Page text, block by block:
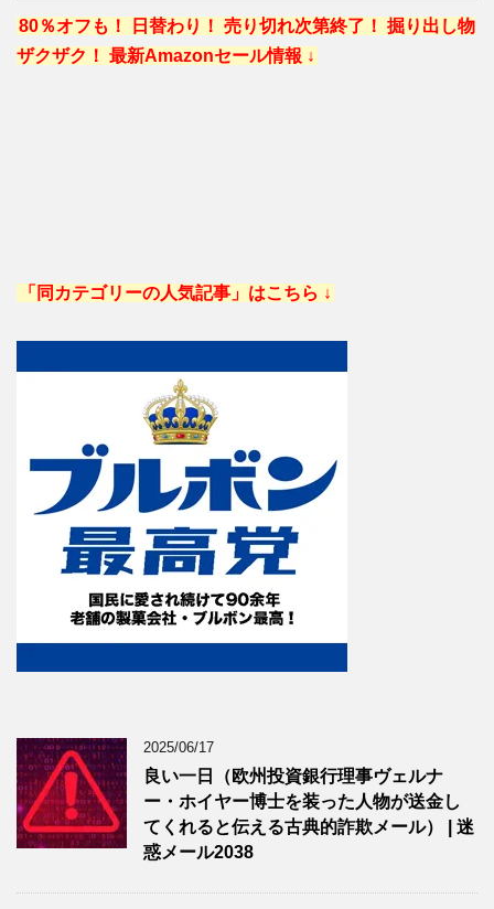
80％オフも！ 日替わり！ 売り切れ次第終了！ 掘り出し物
ザクザク！ 最新Amazonセール情報 ↓
「同カテゴリーの人気記事」はこちら ↓
2025/06/17
良い一日（欧州投資銀行理事ヴェルナ
ー・ホイヤー博士を装った人物が送金し
てくれると伝える古典的詐欺メール） | 迷
惑メール2038